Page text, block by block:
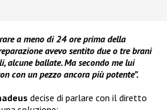
a meno di 24 ore prima della
avevo sentito due o tre brani
alcune ballate. Ma secondo me lui
con un pezzo ancora più potente”.
decise di parlare con il diretto